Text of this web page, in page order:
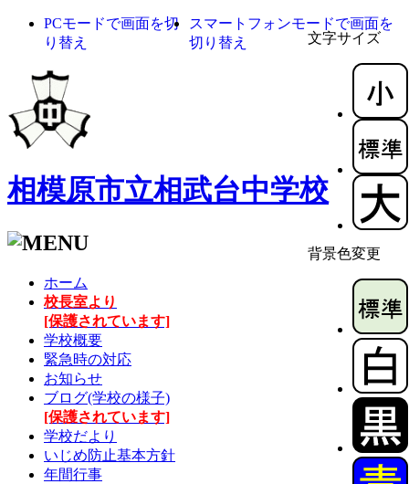
文字サイズ
背景色変更
PCモードで画面を切
り替え
スマートフォンモードで画面を
切り替え
相模原市立相武台中学校
ホーム
校長室より
[保護されています]
学校概要
緊急時の対応
お知らせ
ブログ(学校の様子)
[保護されています]
学校だより
いじめ防止基本方針
年間行事